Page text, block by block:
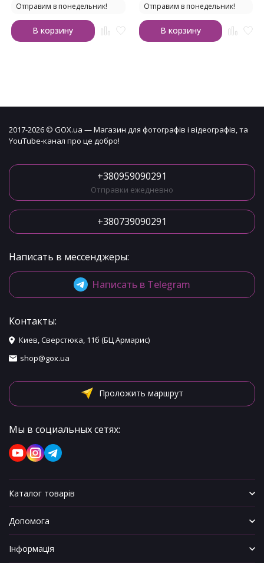
Отправим в понедельник!
В корзину
Отправим в понедельник!
В корзину
2017-2026 © GOX.ua — Магазин для фотографів і відеографів, та
YouTube-канал про це добро!
+380959090291
Отправки ежедневно
+380739090291
Написать в мессенджеры:
Написать в Telegram
Контакты:
Киев, Сверстюка, 11б (БЦ Армарис)
shop@gox.ua
Проложить маршрут
Мы в социальных сетях:
Каталог товарів
Допомога
Інформація